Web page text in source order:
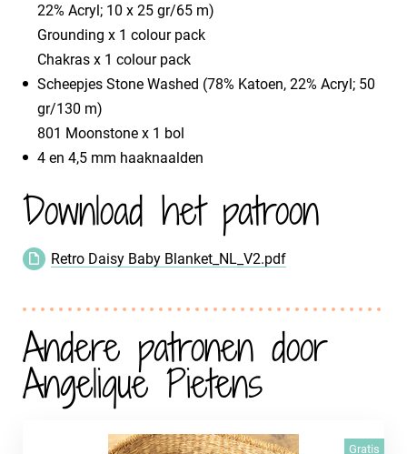
22% Acryl; 10 x 25 gr/65 m)
​Grounding x 1 colour pack
​Chakras x 1 colour pack
Scheepjes Stone Washed (78% Katoen, 22% Acryl; 50
gr/130 m)
​801 Moonstone x 1 bol
4 en 4,5 mm haaknaalden
Download het patroon
Retro Daisy Baby Blanket_NL_V2.pdf
Andere patronen door
Angelique Pietens
Gratis